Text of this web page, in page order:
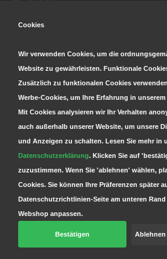
© Copyright 2026 Parts4GSM -
Cookies
Wir verwenden Cookies, um die
Website zu gewährleisten. Funktionale
Zusätzlich zu funktionalen Cookies
Werbe-Cookies, um Ihre Erfahrung in
Mit Cookies analysieren wir Ihr Verhalten
auch außerhalb unserer Website, um unsere
und Anzeigen zu schalten. Lesen Sie mehr in
Datenschutzerklärung. Klicken Sie auf
zuzustimmen. Wenn Sie 'ablehnen' wählen,
Cookies. Sie können Ihre Präferenzen später
Datenschutzrichtlinien-Seite am unteren Rand
Webshop anpassen.
Bestätigen Ablehnen